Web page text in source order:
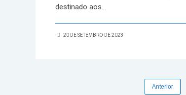
destinado aos...
20 DE SETEMBRO DE 2023
Anterior